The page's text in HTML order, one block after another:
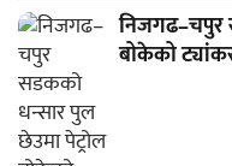
निजगढ–चपुर
बोकेको